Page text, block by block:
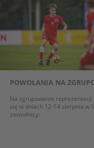
POWOŁANIA NA
Na zgrupowanie reprezentacji
się w dniach 12-14 sierpnia w
zawodnicy: